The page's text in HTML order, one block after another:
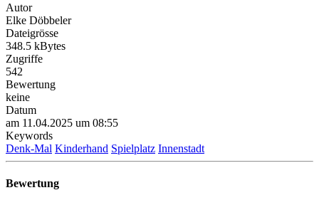
Autor
Elke Döbbeler
Dateigrösse
348.5 kBytes
Zugriffe
542
Bewertung
keine
Datum
am 11.04.2025 um 08:55
Keywords
Denk-Mal Kinderhand Spielplatz Innenstadt
Bewertung